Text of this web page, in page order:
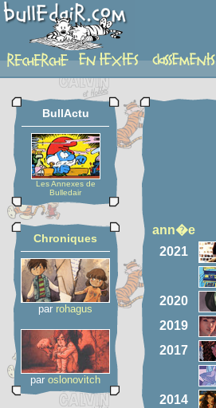
auteur
BullActu
Les Annexes de
Bulledair
Chroniques
par rohagus
par oslonovitch
ann�e
2021
2020
2019
2017
2014